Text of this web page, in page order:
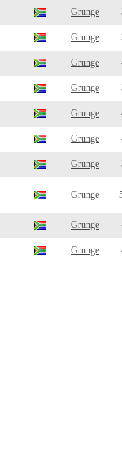
Grunge
Grunge
Grunge
Grunge
Grunge
Grunge
Grunge
Grunge
Grunge
Grunge